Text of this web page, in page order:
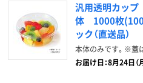
汎用透明カッ
体 1000枚
ック（直送品）
本体のみです。※蓋
お届け日：8月24日（